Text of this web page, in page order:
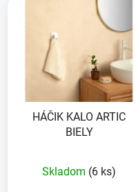
HÁČIK KALO ARTIC
BIELY
Skladom (6 ks)